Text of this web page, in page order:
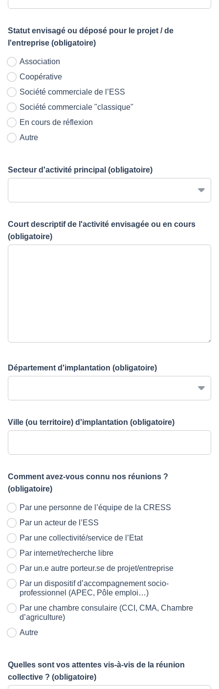
Statut envisagé ou déposé pour le projet / de
l'entreprise (obligatoire)
Association
Coopérative
Société commerciale de l’ESS
Société commerciale "classique"
En cours de réflexion
Autre
Secteur d'activité principal (obligatoire)
Court descriptif de l'activité envisagée ou en cours
(obligatoire)
Département d'implantation (obligatoire)
Ville (ou territoire) d'implantation (obligatoire)
Comment avez-vous connu nos réunions ?
(obligatoire)
Par une personne de l’équipe de la CRESS
Par un acteur de l’ESS
Par une collectivité/service de l’Etat
Par internet/recherche libre
Par un.e autre porteur.se de projet/entreprise
Par un dispositif d’accompagnement socio-
professionnel (APEC, Pôle emploi…)
Par une chambre consulaire (CCI, CMA, Chambre
d’agriculture)
Autre
Quelles sont vos attentes vis-à-vis de la réunion
collective ? (obligatoire)